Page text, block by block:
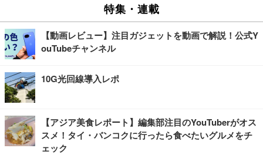
特集・連載
【動画レビュー】注目ガジェットを動画で解説！公式Y
ouTubeチャンネル
10G光回線導入レポ
【アジア美食レポート】編集部注目のYouTuberがオス
スメ！タイ・バンコクに行ったら食べたいグルメをチ
ェック